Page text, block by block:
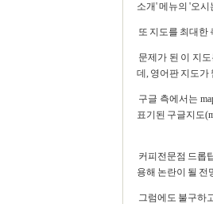
소개' 메뉴의 '오시
또 지도를 최대한
문제가 된 이 지
데, 영어판 지도가
구글 측에서는
표기된 구글지도
커피전문점 드롭
용해 논란이 될
그럼에도 불구하